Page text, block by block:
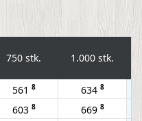
750 stk. 1.000 stk.
561 8 634 8
603 8 669 8